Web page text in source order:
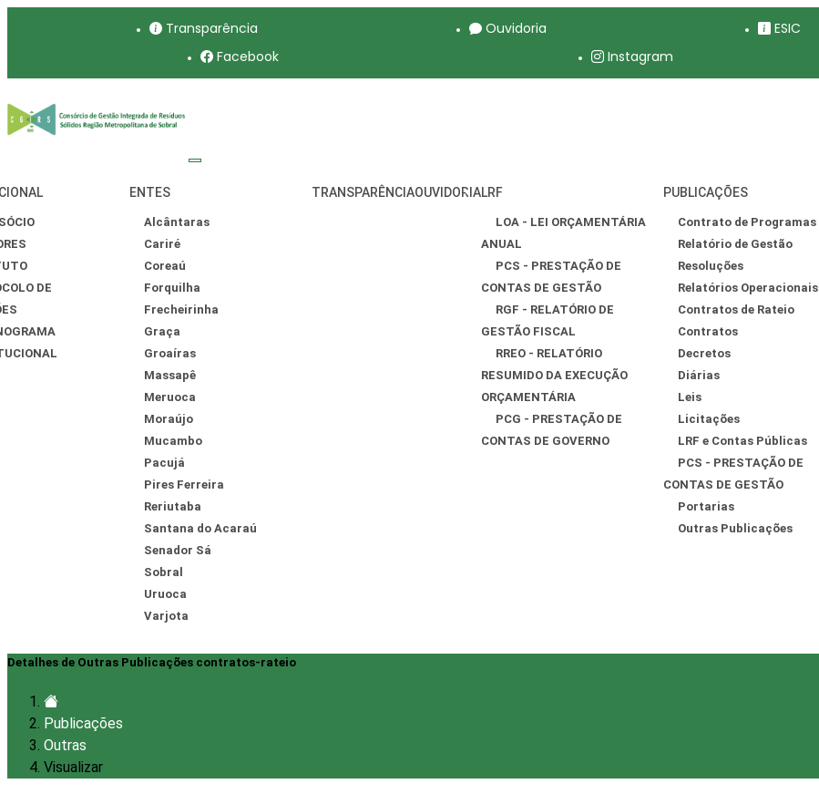
Transparência Ouvidoria ESIC
Facebook
Instagram
DE
ENTES
Alcântaras
Cariré
Coreaú
Forquilha
Frecheirinha
Graça
Groaíras
Massapê
Meruoca
Moraújo
Mucambo
Pacujá
Pires Ferreira
Reriutaba
Santana do Acaraú
Senador Sá
Sobral
Uruoca
Varjota
TRANSPARÊNCIAOUVIDORIALRF
LOA - LEI ORÇAMENTÁRIA
ANUAL
PCS - PRESTAÇÃO DE
CONTAS DE GESTÃO
RGF - RELATÓRIO DE
GESTÃO FISCAL
RREO - RELATÓRIO
RESUMIDO DA EXECUÇÃO
ORÇAMENTÁRIA
PCG - PRESTAÇÃO DE
CONTAS DE GOVERNO
PUBLICAÇÕES
Contrato de Programas
Relatório de Gestão
Resoluções
Relatórios Operacionais
Contratos de Rateio
Contratos
Decretos
Diárias
Leis
Licitações
LRF e Contas Públicas
PCS - PRESTAÇÃO DE
CONTAS DE GESTÃO
Portarias
Outras Publicações
Detalhes de Outras Publicações contratos-rateio
Publicações
Outras
Visualizar